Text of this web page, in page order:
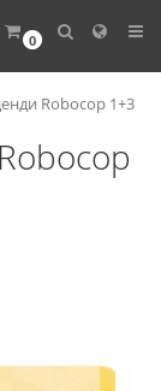
0
Robocop 1+3